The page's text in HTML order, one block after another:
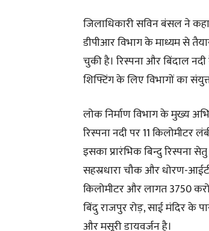
जिलाधिकारी सविन बंसल ने
डीपीआर विभाग के माध्यम से
चुकी है। रिस्पना और बिंदाल
शिफ्टिंग के लिए विभागों का
लोक निर्माण विभाग के मुख्य
रिस्पना नदी पर 11 किलोमीटर
इसका प्रारंभिक बिन्दु रिस्पना
सहस्रधारा चौक और धोरण-
किलोमीटर और लागत 3750
बिंदु राजपुर रोड़, साई मंदिर के
और मसूरी डायवर्जन है।